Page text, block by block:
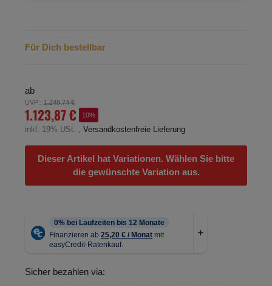
Für Dich bestellbar
ab
UVP:: 1.248,74 €
1.123,87 € 10%
inkl. 19% USt. , Versandkostenfreie Lieferung
Dieser Artikel hat Variationen. Wählen Sie bitte
die gewünschte Variation aus.
Sicher bezahlen via: